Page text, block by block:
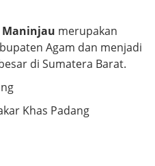
Maninjau merupakan
Agam dan menjadi
di Sumatera Barat.
Khas Padang